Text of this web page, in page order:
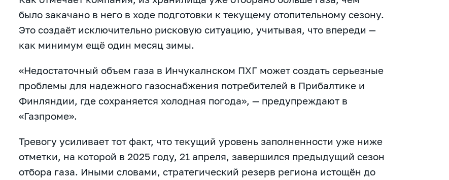
было закачано в него в ходе подготовки к текущему отопительному сезону.
Это создаёт исключительно рисковую ситуацию, учитывая, что впереди —
как минимум ещё один месяц зимы.
«Недостаточный объем газа в Инчукалнском ПХГ может создать серьезные
проблемы для надежного газоснабжения потребителей в Прибалтике и
Финляндии, где сохраняется холодная погода», — предупреждают в
«Газпроме».
Тревогу усиливает тот факт, что текущий уровень заполненности уже ниже
отметки, на которой в 2025 году, 21 апреля, завершился предыдущий сезон
отбора газа. Иными словами, стратегический резерв региона истощён до